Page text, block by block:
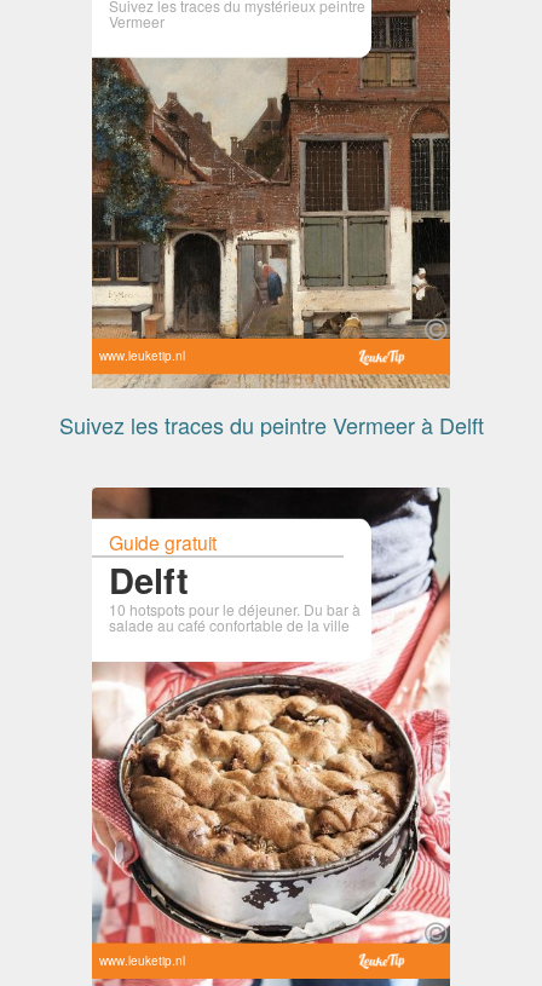
Suivez les traces du mystérieux peintre
Vermeer
www.leuketip.nl
Suivez les traces du peintre Vermeer à Delft
Guide gratuit
Delft
10 hotspots pour le déjeuner. Du bar à
salade au café confortable de la ville
www.leuketip.nl